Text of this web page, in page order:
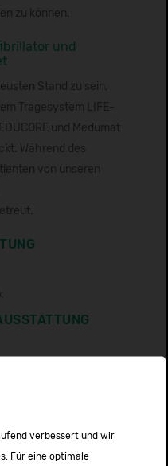
zu können.
und
Stand zu sein,
Tragesystem LIFE-
und Medumat
Während des
von unseren
verbessert und wir
Für eine optimale